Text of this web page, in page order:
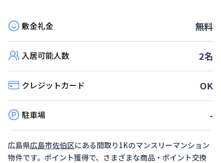
敷金礼金 無料
入居可能人数 2名
クレジットカード OK
駐車場 -
広島県広島市佐伯区にある間取り1Kのマンスリーマンション
物件です。ポイント獲得で、さまざまな商品・ポイント交換